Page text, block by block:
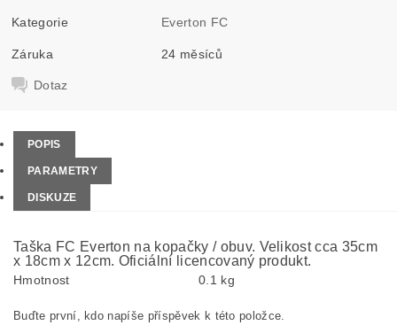
Kategorie Everton FC
Záruka 24 měsíců
Dotaz
POPIS
PARAMETRY
DISKUZE
Taška FC Everton na kopačky / obuv. Velikost cca 35cm
x 18cm x 12cm. Oficiální licencovaný produkt.
Hmotnost 0.1 kg
Buďte první, kdo napíše příspěvek k této položce.